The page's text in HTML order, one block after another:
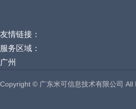
友情链接：
服务区域：
广州
Copyright © 广东米可信息技术有限公司 All